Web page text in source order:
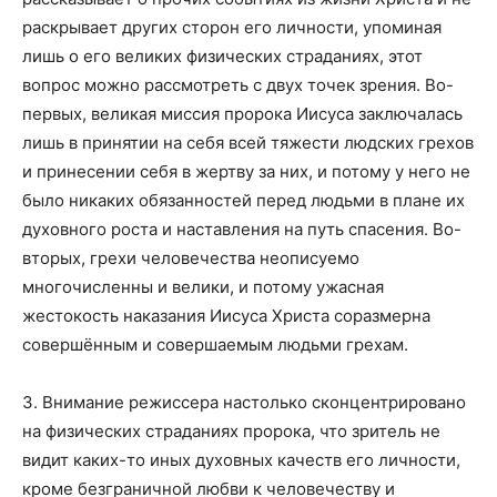
раскрывает других сторон его личности, упоминая
лишь о его великих физических страданиях, этот
вопрос можно рассмотреть с двух точек зрения. Во-
первых, великая миссия пророка Иисуса заключалась
лишь в принятии на себя всей тяжести людских грехов
и принесении себя в жертву за них, и потому у него не
было никаких обязанностей перед людьми в плане их
духовного роста и наставления на путь спасения. Во-
вторых, грехи человечества неописуемо
многочисленны и велики, и потому ужасная
жестокость наказания Иисуса Христа соразмерна
совершённым и совершаемым людьми грехам.
3. Внимание режиссера настолько сконцентрировано
на физических страданиях пророка, что зритель не
видит каких-то иных духовных качеств его личности,
кроме безграничной любви к человечеству и